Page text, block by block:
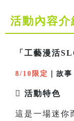
活動內容介
「工藝漫活
8/10限定 ｜故
 活動特色
這是一場迷你